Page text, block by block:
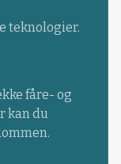
teknologier.
fåre- og
kan du